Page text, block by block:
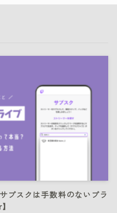
ブスクは手数料のないブラ